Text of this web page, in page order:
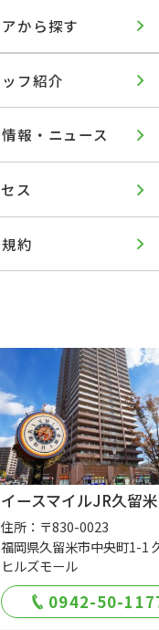
から探す
フ紹介
報・ニュース
ス
約
イースマイルJR久留
住所：〒830-0023
福岡県久留米市中央町1-1
ヒルズモール
0942-50-